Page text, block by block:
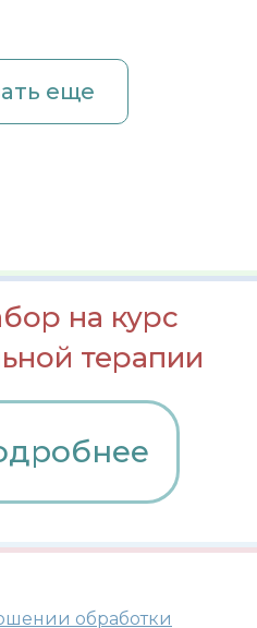
еще
на курс
терапии
обработки